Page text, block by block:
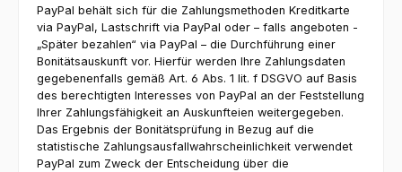
PayPal behält sich für die Zahlungsmethoden Kreditkarte
via PayPal, Lastschrift via PayPal oder – falls angeboten -
„Später bezahlen“ via PayPal – die Durchführung einer
Bonitätsauskunft vor. Hierfür werden Ihre Zahlungsdaten
gegebenenfalls gemäß Art. 6 Abs. 1 lit. f DSGVO auf Basis
des berechtigten Interesses von PayPal an der Feststellung
Ihrer Zahlungsfähigkeit an Auskunfteien weitergegeben.
Das Ergebnis der Bonitätsprüfung in Bezug auf die
statistische Zahlungsausfallwahrscheinlichkeit verwendet
PayPal zum Zweck der Entscheidung über die